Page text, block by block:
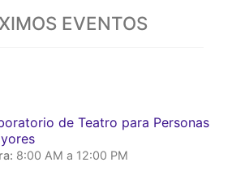
EVENTOS
de Teatro para Personas
8:00 AM a 12:00 PM